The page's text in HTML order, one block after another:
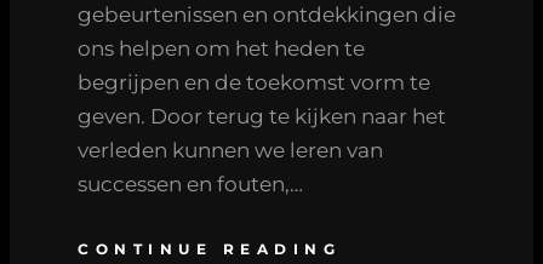
gebeurtenissen en ontdekkingen die
ons helpen om het heden te
begrijpen en de toekomst vorm te
geven. Door terug te kijken naar het
verleden kunnen we leren van
successen en fouten,…
CONTINUE READING